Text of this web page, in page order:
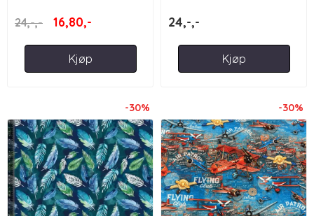
24,-,- 16,80,-
Kjøp
24,-,-
Kjøp
-30% -30%